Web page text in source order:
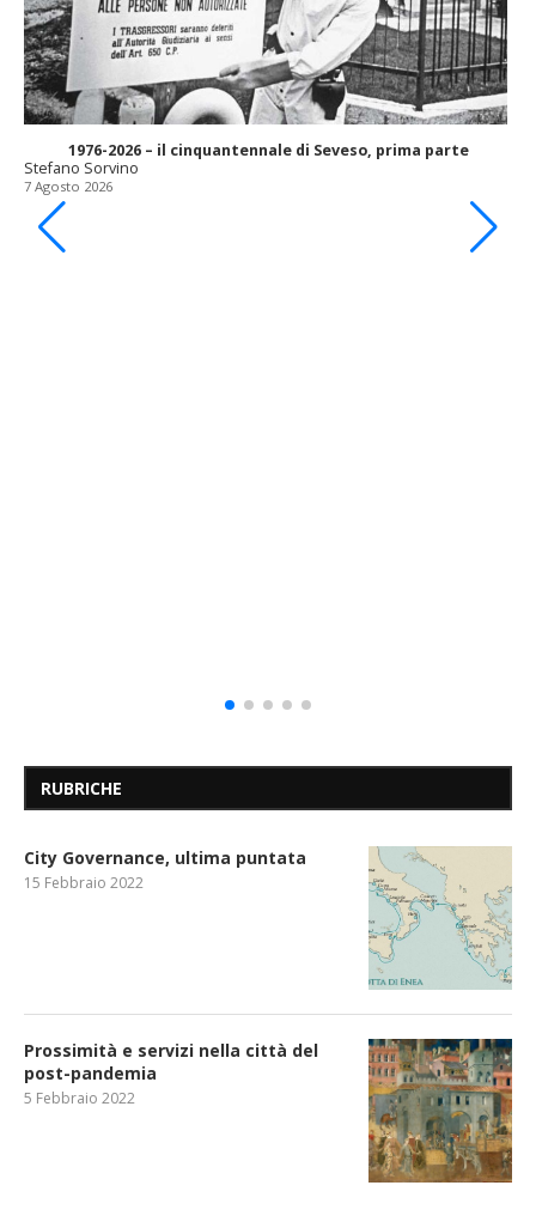
1976-2026 – il cinquantennale di Seveso, prima parte
Stefano Sorvino
7 Agosto 2026
RUBRICHE
City Governance, ultima puntata
15 Febbraio 2022
Prossimità e servizi nella città del
post-pandemia
5 Febbraio 2022